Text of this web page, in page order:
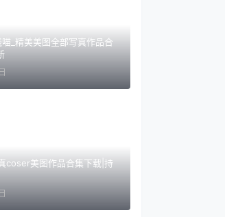
_精美美图全部写真作品合
coser美图作品合集下载|持